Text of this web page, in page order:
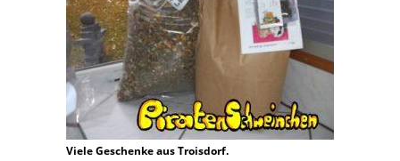
Viele Geschenke aus Troisdorf.